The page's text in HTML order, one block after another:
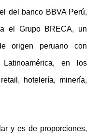
del banco BBVA Perú,
el Grupo BRECA, un
origen peruano con
en los
hotelería, minería,
y es de proporciones,